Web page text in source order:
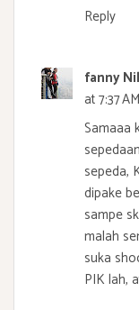
Reply
fanny
at 7:37 AM
Samaaa
sepeda,
dipake
sampe
malah
suka
PIK lah,